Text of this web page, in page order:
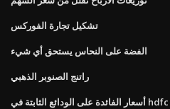
تشكيل تجارة الفوركس
الفضة على النحاس يستحق أي شيء
راتنج الصنوبر الذهبي
أسعار الفائدة على الودائع الثابتة في hdfc